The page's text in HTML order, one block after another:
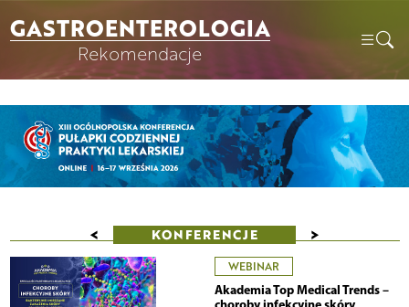
GASTROENTEROLOGIA
Rekomendacje
< KONFERENCJE >
WEBINAR
Akademia Top Medical Trends –